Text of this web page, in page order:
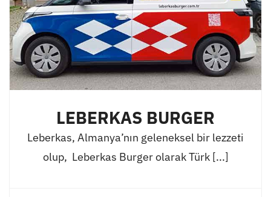
LEBERKAS BURGER
Leberkas, Almanya’nın geleneksel bir lezzeti
olup, Leberkas Burger olarak Türk [...]